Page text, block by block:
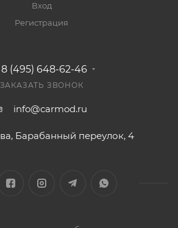
Вход
Регистрация
8 (495) 648-62-46
ЗАКАЗАТЬ ЗВОНОК
info@carmod.ru
Барабанный переулок, 4